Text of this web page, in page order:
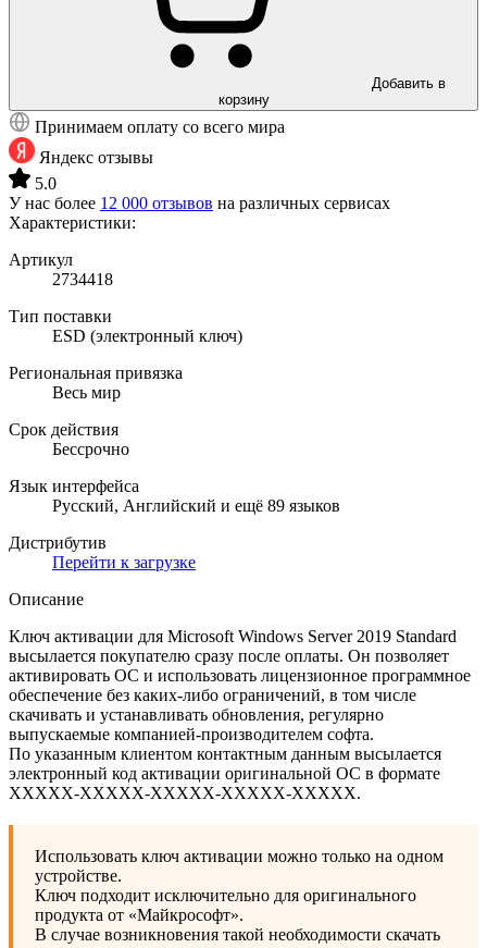
Добавить в
корзину
Принимаем оплату со всего мира
Яндекс отзывы
5.0
У нас более 12 000 отзывов на различных сервисах
Характеристики:
Артикул
2734418
Тип поставки
ESD (электронный ключ)
Региональная привязка
Весь мир
Срок действия
Бессрочно
Язык интерфейса
Русский, Английский и ещё 89 языков
Дистрибутив
Перейти к загрузке
Описание
Ключ активации для Microsoft Windows Server 2019 Standard
высылается покупателю сразу после оплаты. Он позволяет
активировать ОС и использовать лицензионное программное
обеспечение без каких-либо ограничений, в том числе
скачивать и устанавливать обновления, регулярно
выпускаемые компанией-производителем софта.
По указанным клиентом контактным данным высылается
электронный код активации оригинальной ОС в формате
XXXXX-XXXXX-XXXXX-XXXXX-XXXXХ.
Использовать ключ активации можно только на одном
устройстве.
Ключ подходит исключительно для оригинального
продукта от «Майкрософт».
В случае возникновения такой необходимости скачать